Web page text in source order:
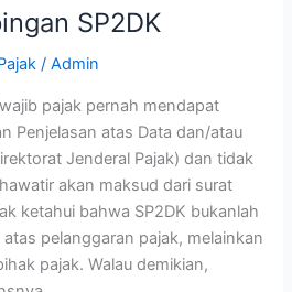
SP2DK
/Admin
pajak pernah mendapat
Penjelasan atas Data dan/atau
Jenderal Pajak) dan tidak
akan maksud dari surat
ketahui bahwa SP2DK bukanlah
pelanggaran pajak, melainkan
pajak. Walau demikian,